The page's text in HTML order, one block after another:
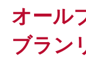
オール
ブラン